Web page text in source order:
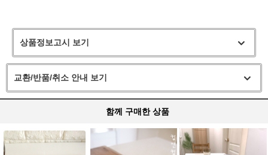
상품정보고시 보기
교환/반품/취소 안내 보기
함께 구매한 상품